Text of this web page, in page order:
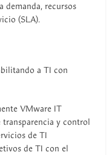
demanda, recursos
(SLA).
a TI con
VMware IT
transparencia y control
de TI
de TI con el